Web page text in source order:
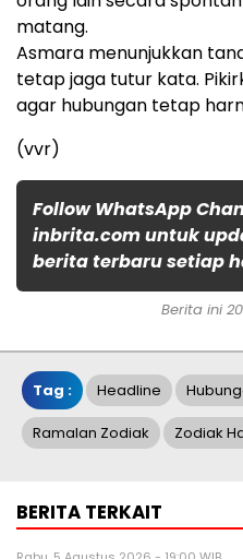
matang.
Asmara menunjukkan
tetap jaga tutur kata.
agar hubungan tetap
(vvr)
Follow WhatsApp
inbrita.com untuk
berita terbaru setiap
Berita ini
Tag : Headline
Ramalan Zodiak Zodiak
BERITA TERKAIT